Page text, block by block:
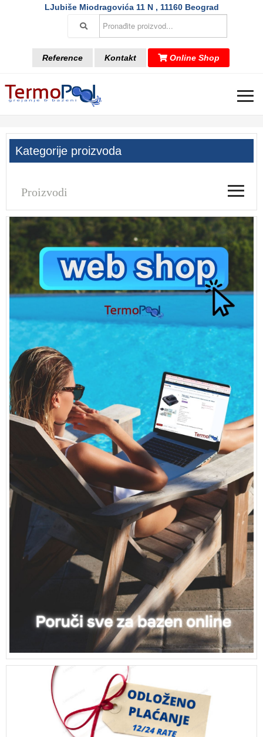
LJubiše Miodragovića 11 N , 11160 Beograd
Reference Kontakt Online Shop
≡
Kategorije proizvoda
Proizvodi ≡